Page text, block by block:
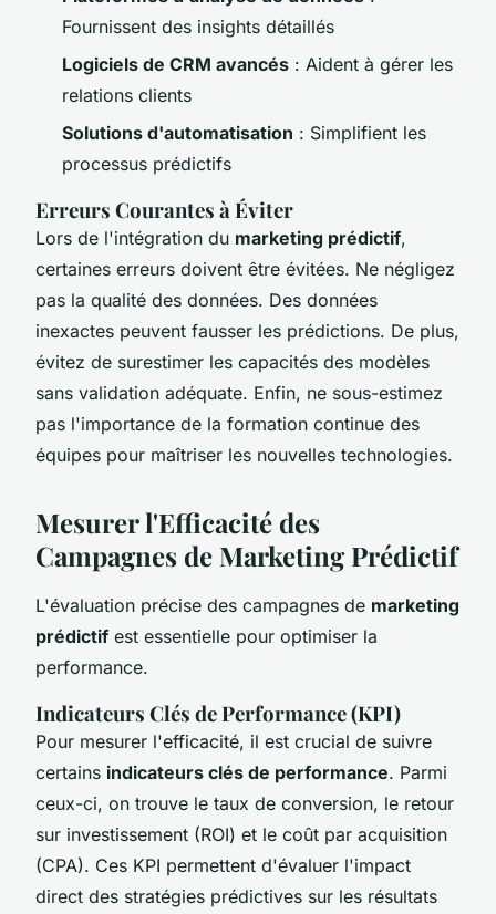
Fournissent des insights détaillés
Logiciels de CRM avancés : Aident à gérer les
relations clients
Solutions d'automatisation : Simplifient les
processus prédictifs
Erreurs Courantes à Éviter
Lors de l'intégration du marketing prédictif,
certaines erreurs doivent être évitées. Ne négligez
pas la qualité des données. Des données
inexactes peuvent fausser les prédictions. De plus,
évitez de surestimer les capacités des modèles
sans validation adéquate. Enfin, ne sous-estimez
pas l'importance de la formation continue des
équipes pour maîtriser les nouvelles technologies.
Mesurer l'Efficacité des
Campagnes de Marketing Prédictif
L'évaluation précise des campagnes de marketing
prédictif est essentielle pour optimiser la
performance.
Indicateurs Clés de Performance (KPI)
Pour mesurer l'efficacité, il est crucial de suivre
certains indicateurs clés de performance. Parmi
ceux-ci, on trouve le taux de conversion, le retour
sur investissement (ROI) et le coût par acquisition
(CPA). Ces KPI permettent d'évaluer l'impact
direct des stratégies prédictives sur les résultats